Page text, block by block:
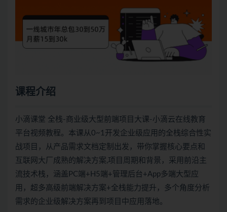
课程介绍
小滴课堂 全栈-商业级大型前端项目大课-小滴云在线教育
平台视频教程。本课从0~1开发企业级应用的全栈综合性实
战项目，从产品需求文档定制出发，带你掌握核心要点和
互联网大厂成熟的解决方案,项目周期和背景，采用前沿主
流技术栈，涵盖PC端+H5端+管理后台+App多端大型应
用，超多高级前端解决方案+全栈能力提升，多个角度分析
需求的企业级解决方案再到项目中应用落地。